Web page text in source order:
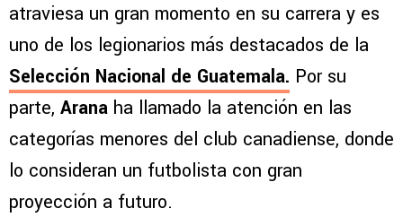
atraviesa un gran momento en su carrera y es
uno de los legionarios más destacados de la
Selección Nacional de Guatemala. Por su
parte, Arana ha llamado la atención en las
categorías menores del club canadiense, donde
lo consideran un futbolista con gran
proyección a futuro.